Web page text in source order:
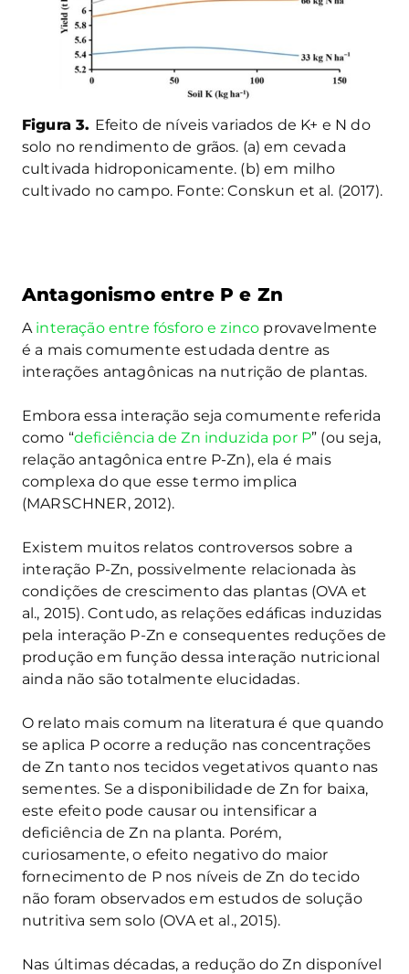
Figura 3. Efeito de níveis variados de K+ e N do
solo no rendimento de grãos. (a) em cevada
cultivada hidroponicamente. (b) em milho
cultivado no campo. Fonte: Conskun et al. (2017).
Antagonismo entre P e Zn
A interação entre fósforo e zinco provavelmente
é a mais comumente estudada dentre as
interações antagônicas na nutrição de plantas.
Embora essa interação seja comumente referida
como “deficiência de Zn induzida por P” (ou seja,
relação antagônica entre P-Zn), ela é mais
complexa do que esse termo implica
(MARSCHNER, 2012).
Existem muitos relatos controversos sobre a
interação P-Zn, possivelmente relacionada às
condições de crescimento das plantas (OVA et
al., 2015). Contudo, as relações edáficas induzidas
pela interação P-Zn e consequentes reduções de
produção em função dessa interação nutricional
ainda não são totalmente elucidadas.
O relato mais comum na literatura é que quando
se aplica P ocorre a redução nas concentrações
de Zn tanto nos tecidos vegetativos quanto nas
sementes. Se a disponibilidade de Zn for baixa,
este efeito pode causar ou intensificar a
deficiência de Zn na planta. Porém,
curiosamente, o efeito negativo do maior
fornecimento de P nos níveis de Zn do tecido
não foram observados em estudos de solução
nutritiva sem solo (OVA et al., 2015).
Nas últimas décadas, a redução do Zn disponível